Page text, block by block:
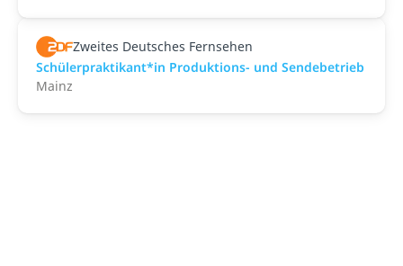
Zweites Deutsches Fernsehen
Schülerpraktikant*in Produktions- und Sendebetrieb
Mainz